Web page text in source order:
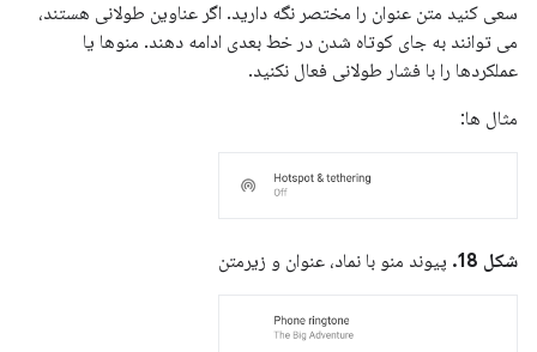
سعی کنید متن عنوان را مختصر نگه دارید. اگر عناوین طولانی هستند،
می توانند به جای کوتاه شدن در خط بعدی ادامه دهند. منوها یا
عملکردها را با فشار طولانی فعال نکنید.
مثال ها:
شکل 18. پیوند منو با نماد، عنوان و زیرمتن